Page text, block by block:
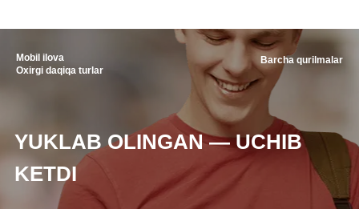
Mobil ilova
Oxirgi daqiqa turlar
YUKLAB OLINGAN — UCHIB
KETDI
Barcha qurilmalar